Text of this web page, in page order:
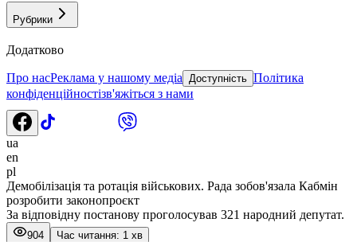
Рубрики
Додатково
Про насРеклама у нашому медіа Доступність Політика
конфіденційностізв'яжіться з нами
ua
en
pl
Демобілізація та ротація військових. Рада зобов'язала Кабмін
розробити законопроєкт
За відповідну постанову проголосував 321 народний депутат.
904 Час читання: 1 хв